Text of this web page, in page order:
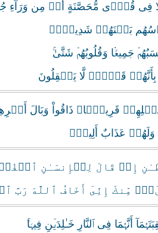
إِلَّا فِى قُرً۬ى مُّحَصَّنَةٍ أَوۡ مِن
بَيۡنَهُمۡ شَدِيدٌ۬‌ۚ
جَمِيعً۬ا وَقُلُوبُهُمۡ شَتَّىٰ‌ۚ
بِأَنَّهُمۡ قَوۡمٌ۬ لَّا يَعۡقِلُونَ
قَرِيبً۬ا‌ۖ ذَاقُواْ وَبَالَ
وَلَهُمۡ عَذَابٌ أَلِيمٌ۬
إِذۡ قَالَ لِلۡإِنسَـٰنِ ٱڪۡفُرۡ
مِّنكَ إِنِّىٓ أَخَافُ ٱللَّهَ رَبَّ
أَنَّہُمَا فِى ٱلنَّارِ خَـٰلِدَيۡنِ فِيہَا‌ۚ